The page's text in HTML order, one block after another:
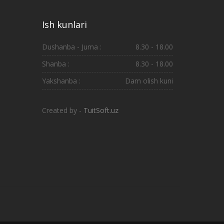
Ish kunlari
Dushanba - Juma :
8.30 - 18.00
Shanba :
8.30 - 18.00
Yakshanba :
Dam olish kuni
Created by - TuitSoft.uz